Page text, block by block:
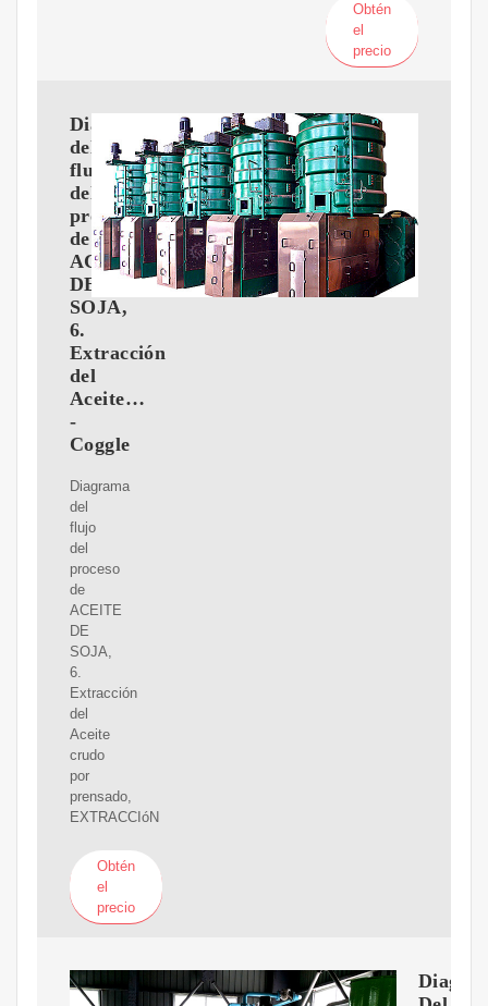
Obtén
el
precio
Diagrama
del
flujo
del
proceso
de
ACEITE
DE
SOJA,
6.
Extracción
del
Aceite…
-
Coggle
Diagrama
del
flujo
del
proceso
de
ACEITE
DE
SOJA,
6.
Extracción
del
Aceite
crudo
por
prensado,
EXTRACCIóN
Obtén
el
precio